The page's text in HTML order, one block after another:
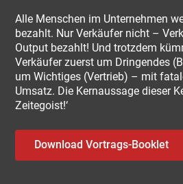
Alle Menschen im Unternehmen
bezahlt. Nur Verkäufer nicht –
Output bezahlt! Und trotzdem
Verkäufer zuerst um Dringendes
um Wichtiges (Vertrieb) – mit
Umsatz. Die Kernaussage dieser
Zeitegoist!‘
Download Vortrags-Booklet